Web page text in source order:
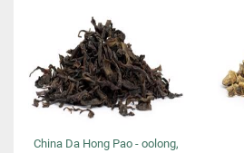
China Da Hong Pao - oolong,